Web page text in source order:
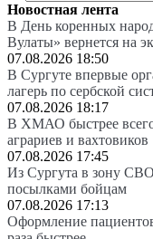
Новостная лента
В День коренных
Вулаты» вернется на
07.08.2026 18:50
В Сургуте впервые
лагерь по сербской
07.08.2026 18:17
В ХМАО быстрее всего
аграриев и вахтовиков
07.08.2026 17:45
Из Сургута в зону
посылками бойцам
07.08.2026 17:13
Оформление